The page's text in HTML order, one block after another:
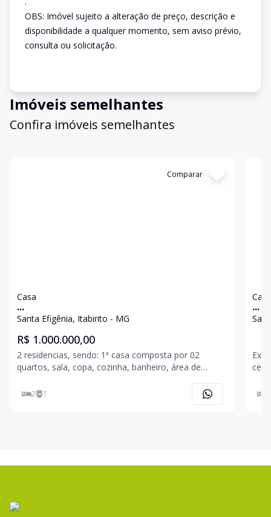
OBS: Imóvel sujeito a alteração de preço, descrição e
disponibilidade a qualquer momento, sem aviso prévio,
consulta ou solicitação.
Imóveis semelhantes
Confira imóveis semelhantes
Comparar
Casa
...
Santa Efigênia, Itabirito - MG
R$ 1.000.000,00
2 residencias, sendo: 1ª casa composta por 02
quartos, sala, copa, cozinha, banheiro, área de
carros. 2ª casa com 04 quartos, sala, copa, cozinha,
03 banheiro, vaga de garagem coberta, área de servi
2 1
Casa
...